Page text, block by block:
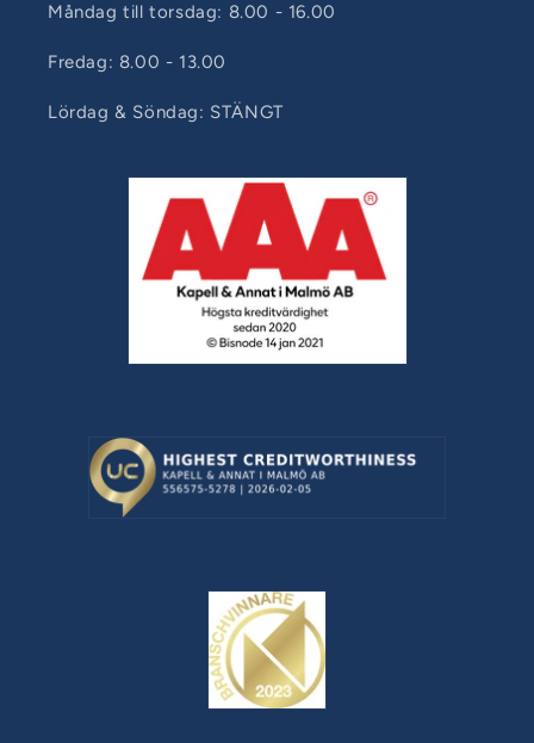
Måndag till torsdag: 8.00 - 16.00
Fredag: 8.00 - 13.00
Lördag & Söndag: STÄNGT